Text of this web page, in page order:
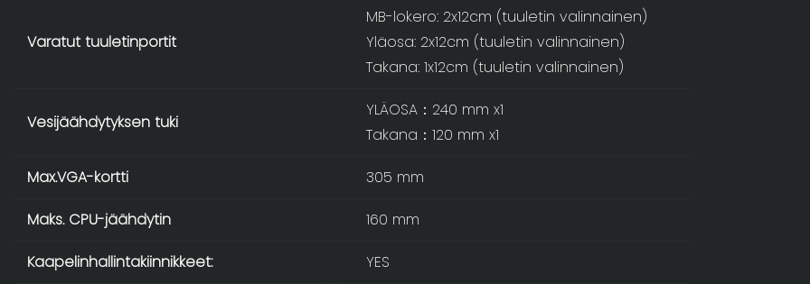
Varatut tuuletinportit
MB-lokero: 2x12cm (tuuletin valinnainen)
Yläosa: 2x12cm (tuuletin valinnainen)
Takana: 1x12cm (tuuletin valinnainen)
Vesijäähdytyksen tuki
YLÄOSA：240 mm x1
Takana：120 mm x1
Max.VGA-kortti 305 mm
Maks. CPU-jäähdytin 160 mm
Kaapelinhallintakiinnikkeet: YES